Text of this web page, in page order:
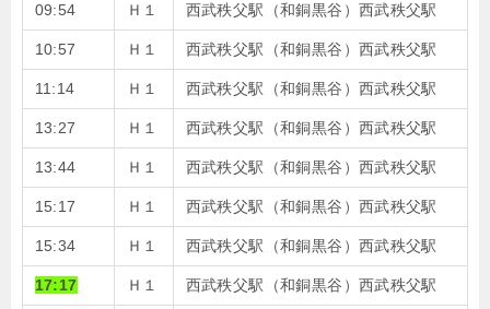
09:54 Ｈ１ 西武秩父駅（和銅黒谷）西武秩父駅
10:57 Ｈ１ 西武秩父駅（和銅黒谷）西武秩父駅
11:14 Ｈ１ 西武秩父駅（和銅黒谷）西武秩父駅
13:27 Ｈ１ 西武秩父駅（和銅黒谷）西武秩父駅
13:44 Ｈ１ 西武秩父駅（和銅黒谷）西武秩父駅
15:17 Ｈ１ 西武秩父駅（和銅黒谷）西武秩父駅
15:34 Ｈ１ 西武秩父駅（和銅黒谷）西武秩父駅
17:17 Ｈ１ 西武秩父駅（和銅黒谷）西武秩父駅